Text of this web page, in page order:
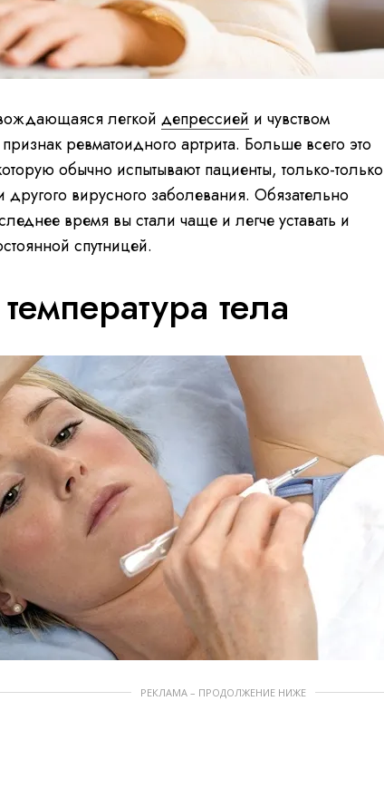
легкой депрессией и чувством
ревматоидного артрита. Больше всего это
обычно испытывают пациенты, только-только
вирусного заболевания. Обязательно
время вы стали чаще и легче уставать и
спутницей.
тела
РЕКЛАМА – ПРОДОЛЖЕНИЕ НИЖЕ